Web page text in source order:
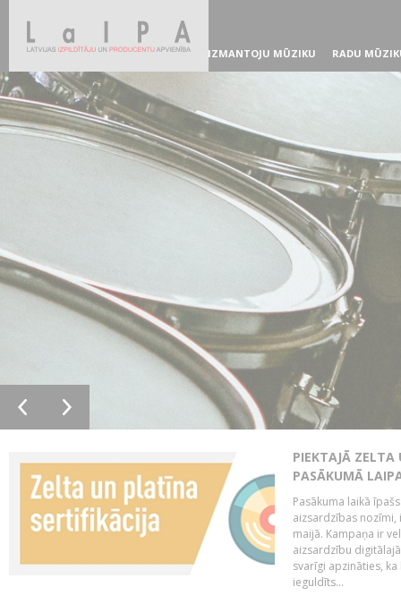
IZMANTOJU MŪZIKU RADU
PIEKTAJĀ ZELTA
PASĀKUMĀ
Pasākuma laikā
aizsardzības nozīmi,
maijā. Kampaņa ir
aizsardzību
svarīgi apzināties,
ieguldīts...